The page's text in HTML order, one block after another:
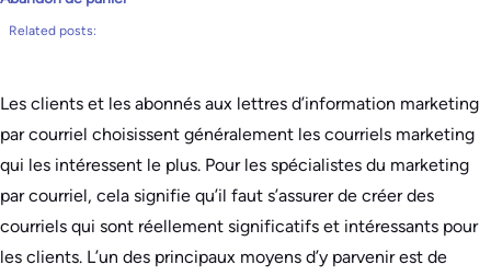
Related posts:
Les clients et les abonnés aux lettres d’information marketing
par courriel choisissent généralement les courriels marketing
qui les intéressent le plus. Pour les spécialistes du marketing
par courriel, cela signifie qu’il faut s’assurer de créer des
courriels qui sont réellement significatifs et intéressants pour
les clients. L’un des principaux moyens d’y parvenir est de